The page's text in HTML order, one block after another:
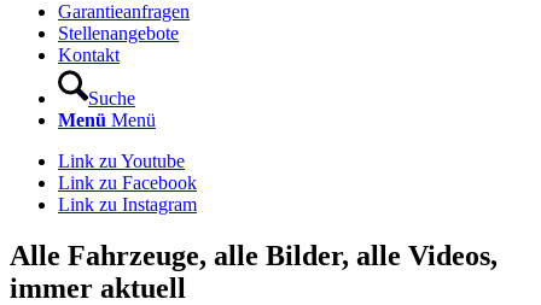
Garantieanfragen
Stellenangebote
Kontakt
Suche
Menü Menü
Link zu Youtube
Link zu Facebook
Link zu Instagram
Alle Fahrzeuge, alle Bilder, alle Videos,
immer aktuell